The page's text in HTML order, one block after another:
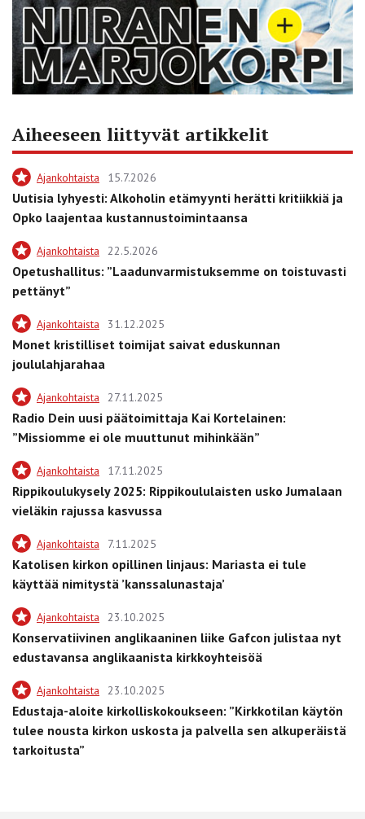
Aiheeseen liittyvät artikkelit
Ajankohtaista 15.7.2026
Uutisia lyhyesti: Alkoholin etämyynti herätti kritiikkiä ja
Opko laajentaa kustannustoimintaansa
Ajankohtaista 22.5.2026
Opetushallitus: ”Laadunvarmistuksemme on toistuvasti
pettänyt”
Ajankohtaista 31.12.2025
Monet kristilliset toimijat saivat eduskunnan
joululahjarahaa
Ajankohtaista 27.11.2025
Radio Dein uusi päätoimittaja Kai Kortelainen:
”Missiomme ei ole muuttunut mihinkään”
Ajankohtaista 17.11.2025
Rippikoulukysely 2025: Rippikoululaisten usko Jumalaan
vieläkin rajussa kasvussa
Ajankohtaista 7.11.2025
Katolisen kirkon opillinen linjaus: Mariasta ei tule
käyttää nimitystä ’kanssalunastaja’
Ajankohtaista 23.10.2025
Konservatiivinen anglikaaninen liike Gafcon julistaa nyt
edustavansa anglikaanista kirkkoyhteisöä
Ajankohtaista 23.10.2025
Edustaja-aloite kirkolliskokoukseen: ”Kirkkotilan käytön
tulee nousta kirkon uskosta ja palvella sen alkuperäistä
tarkoitusta”